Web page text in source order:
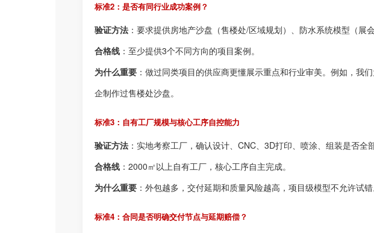
标准2：是否有同行业成功案例？
验证方法 ：要求提供房地产沙盘（售楼处/区域规划）、防水系统模型（展
合格线 ：至少提供3个不同方向的项目案例。
为什么重要 ：做过同类项目的供应商更懂展示重点和行业审美。例如，我
企制作过售楼处沙盘。
标准3：自有工厂规模与核心工序自控能力
验证方法 ：实地考察工厂，确认设计、CNC、3D打印、喷涂、组装是否全
合格线 ：2000㎡以上自有工厂，核心工序自主完成。
为什么重要 ：外包越多，交付延期和质量风险越高，项目级模型不允许试
标准4：合同是否明确交付节点与延期赔偿？